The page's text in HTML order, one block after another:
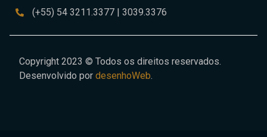
(+55) 54 3211.3377 | 3039.3376
Copyright 2023 © Todos os direitos reservados.
Desenvolvido por desenhoWeb.